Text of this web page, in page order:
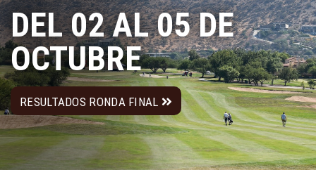
DEL 02 AL 05 DE
OCTUBRE
RESULTADOS RONDA FINAL